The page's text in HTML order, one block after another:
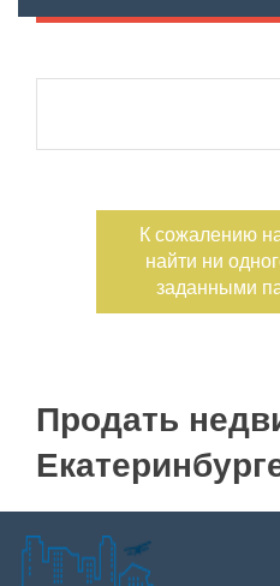
К сожалению
найти ни
заданными
Продать